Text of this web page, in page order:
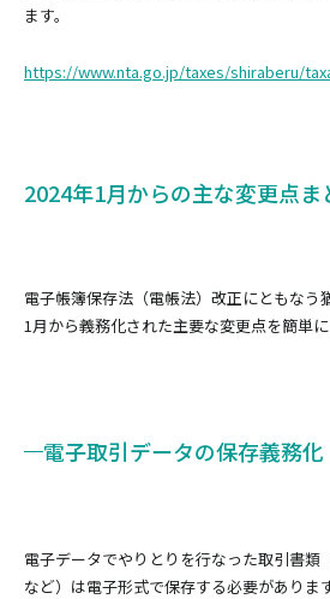
ます。
https://www.nta.go.jp/taxes/shiraberu/
2024年1月からの主な変更点ま
電子帳簿保存法（電帳法）改正にともなう
1月から義務化された主要な変更点を簡単に
電子取引データの保存義務化
電子データでやりとりを行なった取引書類
など）は電子形式で保存する必要があります